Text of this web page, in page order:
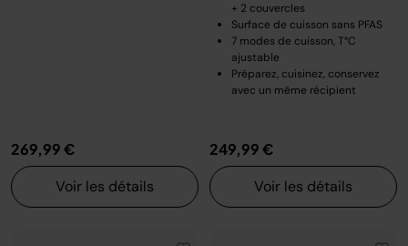
269,99 €
Voir les détails
+ 2 couvercles
Surface de cuisson sans PFAS
7 modes de cuisson, T°C
ajustable
Préparez, cuisinez, conservez
avec un même récipient
249,99 €
Voir les détails